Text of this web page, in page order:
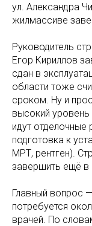
ул. Александра
жилмассиве
Руководитель
Егор Кириллов
сдан в
области тоже
сроком. Ну и
высокий уровень
идут отделочные
подготовка к
МРТ, рентген).
завершить ещё в
Главный вопрос
потребуется
врачей. По